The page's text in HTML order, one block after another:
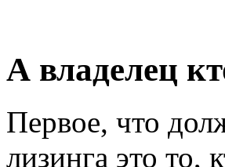
А владелец
Первое, что
лизинга это то,